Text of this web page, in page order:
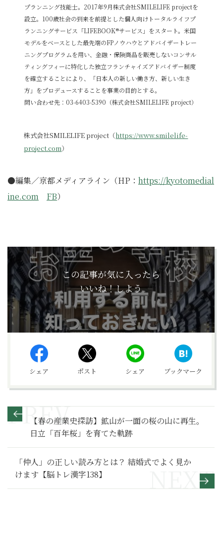
プランニング技能士。2017年9月株式会社SMILELIFE projectを
設立。100歳社会の到来を前提とした個人向けトータルライフプ
ランニングサービス「LIFEBOOK®サービス」をスタート。米国
モデルをベースとした最先端のFPノウハウとアドバイザートレー
ニングプログラムを用い、金融・保険商品を販売しないコンサル
ティングフィーに特化した独立フランチャイズアドバイザー制度
を確立することにより、「日本人の新しい働き方、新しい生き
方」をプロデュースすることを事業の目的とする。
問い合わせ先：03-6403-5390（株式会社SMILELIFE project）
株式会社SMILELIFE project（https://www.smilelife-
project.com）
●編集／京都メディアライン（HP： https://kyotomedial
ine.com
FB）
この記事が気に入ったら
いいね！しよう
シェア ポスト シェア ブックマーク
【春の産業史探訪】鉱山が一面の桜の山に再生。
日立「百年桜」を育てた軌跡
「仲人」の正しい読み方とは？ 結婚式でよく見か
けます【脳トレ漢字138】